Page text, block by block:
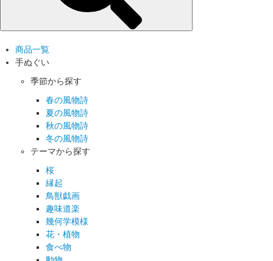
商品一覧
手ぬぐい
季節から探す
春の風物詩
夏の風物詩
秋の風物詩
冬の風物詩
テーマから探す
桜
縁起
鳥獣戯画
趣味道楽
幾何学模様
花・植物
食べ物